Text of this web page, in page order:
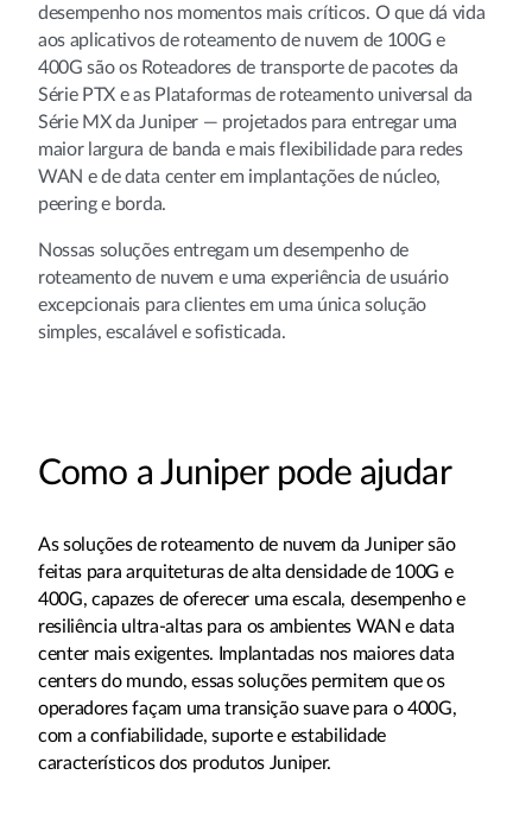
desempenho nos momentos mais críticos. O que dá vida
aos aplicativos de roteamento de nuvem de 100G e
400G são os Roteadores de transporte de pacotes da
Série PTX e as Plataformas de roteamento universal da
Série MX da Juniper — projetados para entregar uma
maior largura de banda e mais flexibilidade para redes
WAN e de data center em implantações de núcleo,
peering e borda.
Nossas soluções entregam um desempenho de
roteamento de nuvem e uma experiência de usuário
excepcionais para clientes em uma única solução
simples, escalável e sofisticada.
Como a Juniper pode ajudar
As soluções de roteamento de nuvem da Juniper são
feitas para arquiteturas de alta densidade de 100G e
400G, capazes de oferecer uma escala, desempenho e
resiliência ultra-altas para os ambientes WAN e data
center mais exigentes. Implantadas nos maiores data
centers do mundo, essas soluções permitem que os
operadores façam uma transição suave para o 400G,
com a confiabilidade, suporte e estabilidade
característicos dos produtos Juniper.